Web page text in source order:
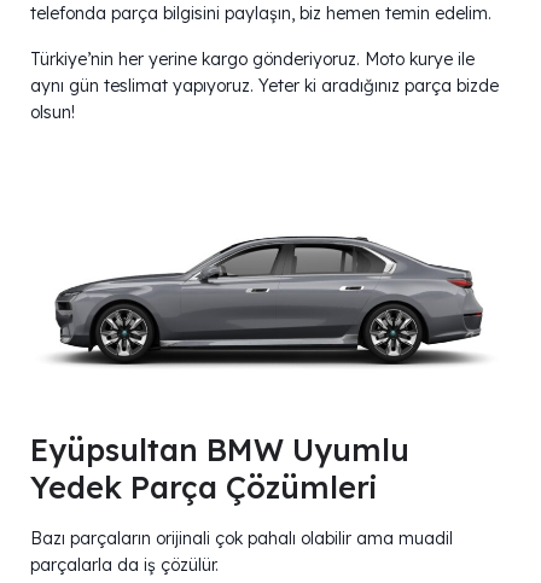
telefonda parça bilgisini paylaşın, biz hemen temin edelim.
Türkiye’nin her yerine kargo gönderiyoruz. Moto kurye ile
aynı gün teslimat yapıyoruz. Yeter ki aradığınız parça bizde
olsun!
Eyüpsultan BMW Uyumlu
Yedek Parça Çözümleri
Bazı parçaların orijinali çok pahalı olabilir ama muadil
parçalarla da iş çözülür.